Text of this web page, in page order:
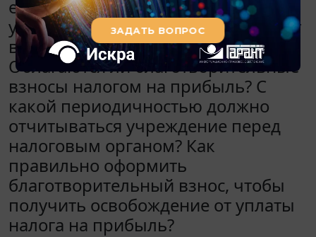
ежемесячно вносят на счет
учреждения фиксированную сумму
в виде благотворительного взноса.
Облагаются ли благотворительные
взносы налогом на прибыль? С
какой периодичностью должно
отчитываться учреждение перед
налоговым органом? Как
правильно оформить
благотворительный взнос, чтобы
получить освобождение от уплаты
налога на прибыль?